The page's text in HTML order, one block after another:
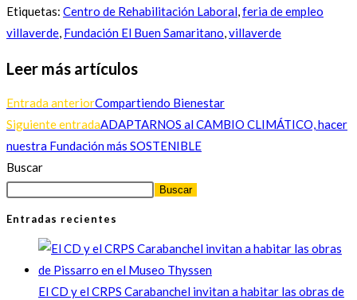
Etiquetas: Centro de Rehabilitación Laboral,feria de empleo
villaverde, Fundación El Buen Samaritano,villaverde
Leer más artículos
Entrada anteriorCompartiendo Bienestar
Siguiente entradaADAPTARNOS al CAMBIO CLIMÁTICO, hacer
nuestra Fundación más SOSTENIBLE
Buscar
Buscar
Entradas recientes
El CD y el CRPS Carabanchel invitan a habitar las obras de